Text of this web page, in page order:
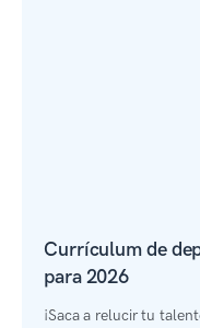
Currículum de
para 2026
¡Saca a relucir tu